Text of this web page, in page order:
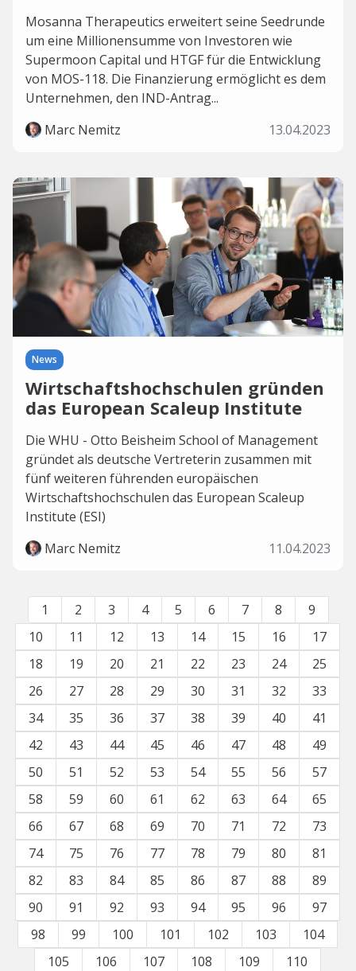
Mosanna Therapeutics erweitert seine Seedrunde
um eine Millionensumme von Investoren wie
Supermoon Capital und HTGF für die Entwicklung
von MOS-118. Die Finanzierung ermöglicht es dem
Unternehmen, den IND-Antrag...
Marc Nemitz
13.04.2023
News
Wirtschaftshochschulen gründen
das European Scaleup Institute
Die WHU - Otto Beisheim School of Management
gründet als deutsche Vertreterin zusammen mit
fünf weiteren führenden europäischen
Wirtschaftshochschulen das European Scaleup
Institute (ESI)
Marc Nemitz
11.04.2023
1 2 3 4 5 6 7 8
9
10
11 12 13 14 15 16
17
18
19 20 21 22 23 24
25
26
27 28 29 30 31 32
33
34
35 36 37 38 39 40
41
42
43 44 45 46 47 48
49
50
51 52 53 54 55 56
57
58
59 60 61 62 63 64
65
66
67 68 69 70 71 72
73
74
75 76 77 78 79 80
81
82
83 84 85 86 87 88
89
90
91 92 93 94 95 96
97
98
99 100 101 102 103
104
105
106 107 108 109
110